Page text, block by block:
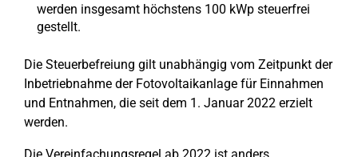
werden insgesamt höchstens 100 kWp steuerfrei
gestellt.
Die Steuerbefreiung gilt unabhängig vom Zeitpunkt der
Inbetriebnahme der Fotovoltaikanlage für Einnahmen
und Entnahmen, die seit dem 1. Januar 2022 erzielt
werden.